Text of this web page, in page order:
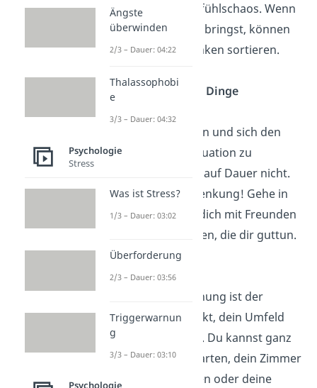
im absoluten Gefühlschaos. Wenn
du das zu Papier bringst, können
sich deine Gedanken sortieren.
Sich auf positive Dinge
Nur im Bett liegen und sich den
Kopf über die Situation zu
zerbrechen, hilft auf Dauer nicht.
Du brauchst Ablenkung! Gehe in
die Stadt, treffe dich mit Freunden
und mache Sachen, die dir guttun.
Umgestaltung
Nach einer Trennung ist der
perfekte Zeitpunkt, dein Umfeld
neu zu gestalten. Du kannst ganz
einfach damit starten, dein Zimmer
neu zu dekorieren oder deine
Ängste
überwinden
2/3 – Dauer: 04:22
Thalassophobi
e
3/3 – Dauer: 04:32
Psychologie
Stress
Was ist Stress?
1/3 – Dauer: 03:02
Überforderung
2/3 – Dauer: 03:56
Triggerwarnun
g
3/3 – Dauer: 03:10
Psychologie